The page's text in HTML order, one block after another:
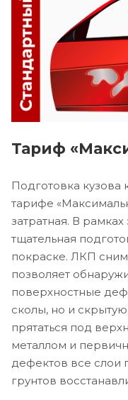
Тариф
Подготовка кузова
тарифе
затратная. В
тщательная
покраске. ЛКП
позволяет
поверхностные
сколы, но и
прятаться под
металлом и
дефектов все слои
грунтов